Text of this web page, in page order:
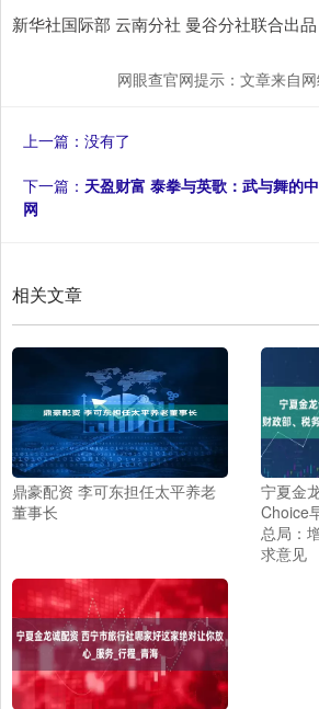
新华社国际部 云南分社 曼谷分社联合出品
网眼查官网提示：文章来自网
上一篇：没有了
下一篇： 天盈财富 泰拳与英歌：武与舞的
网
相关文章
鼎豪配资 李可东担任太平养老
董事长
宁夏金
Choice
总局：
求意见